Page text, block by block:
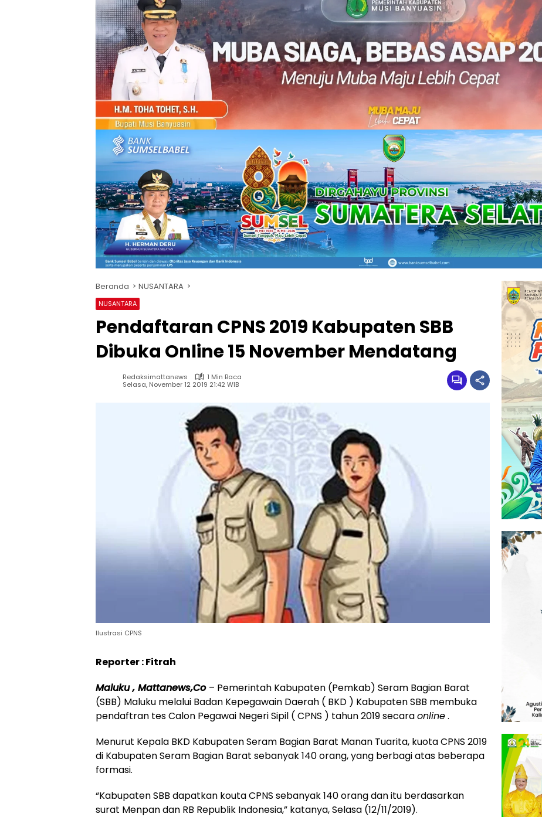
Beranda NUSANTARA
NUSANTARA
Pendaftaran CPNS 2019 Kabupaten SBB
Dibuka Online 15 November Mendatang
Redaksimattanews
1 Min Baca
Selasa, November 12 2019 21:42 WIB
Ilustrasi CPNS
Reporter : Fitrah
Maluku , Mattanews,Co – Pemerintah Kabupaten (Pemkab) Seram Bagian Barat
(SBB) Maluku melalui Badan Kepegawain Daerah ( BKD ) Kabupaten SBB membuka
pendaftran tes Calon Pegawai Negeri Sipil ( CPNS ) tahun 2019 secaraonline.
Menurut Kepala BKD Kabupaten Seram Bagian Barat Manan Tuarita, kuota CPNS 2019
di Kabupaten Seram Bagian Barat sebanyak 140 orang, yang berbagi atas beberapa
formasi.
“Kabupaten SBB dapatkan kouta CPNS sebanyak 140 orang dan itu berdasarkan
surat Menpan dan RB Republik Indonesia,” katanya, Selasa (12/11/2019).